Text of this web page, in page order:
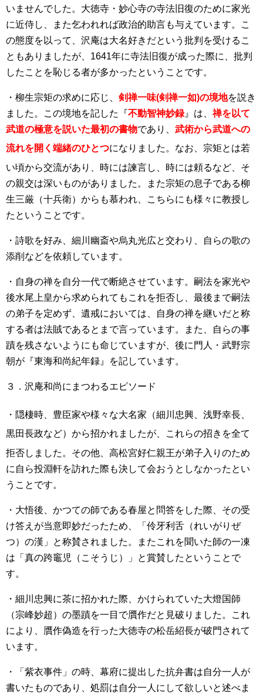
いませんでした。大徳寺・妙心寺の寺法旧復のために家光
に近侍し、また乞われれば政治的助言も与えています。こ
の態度を以って、沢庵は大名好きだという批判を受けるこ
ともありましたが、1641年に寺法旧復が成った際に、批判
したことを恥じる者が多かったということです。
・柳生宗矩の求めに応じ、 剣禅一味(剣禅一如)の境地を説き
ました。この境地を記した『 不動智神妙録』は、 禅を以て
武道の極意を説いた最初の書物であり、 武術から武道への
流れを開く端緒のひとつになりました。なお、宗矩とは若
い頃から交流があり
、時には諫言し、時には頼るなど、そ
の親交は深いものがありました。また宗矩の息子である柳
生三厳（十兵衛）からも慕われ、こちらにも様々に教授し
たということです。
・詩歌を好み、細川幽斎や烏丸光広と交わり、自らの歌の
添削などを依頼しています。
・自身の禅を自分一代で断絶させています。嗣法を家光や
後水尾上皇から求められてもこれを拒否し、最後まで嗣法
の弟子を定めず、遺戒においては、自身の禅を継いだと称
する者は法賊であるとまで言っています。また、自らの事
蹟を残さないようにも命じていますが、後に門人・武野宗
朝が『東海和尚紀年録』を記しています。
３．沢庵和尚にまつわるエピソード
・隠棲時、豊臣家や様々な大名家（細川忠興、浅野幸長、
黒田長政など）から招かれましたが、これらの招きを全て
拒否しました 。その他、高松宮好仁親王が弟子入りのため
に自ら投淵軒を訪れた際も決して会おうとしなかったとい
うことです。
・大悟後、かつての師である春屋と問答をした際、その受
け答えが当意即妙だったため、「伶牙利舌（れいがりぜ
つ）の漢」と称賛されました。またこれを聞いた師の一凍
は「真の跨竈児（こそうじ）」と賞賛したということで
す。
・細川忠興に茶に招かれた際、かけられていた大燈国師
（宗峰妙超）の墨蹟を一目で贋作だと見破りました。これ
により、贋作偽造を行った大徳寺の松岳紹長が破門されて
います。
・「紫衣事件」の時、幕府に提出した抗弁書は自分一人が
書いたものであり、処罰は自分一人にして欲しいと述べま